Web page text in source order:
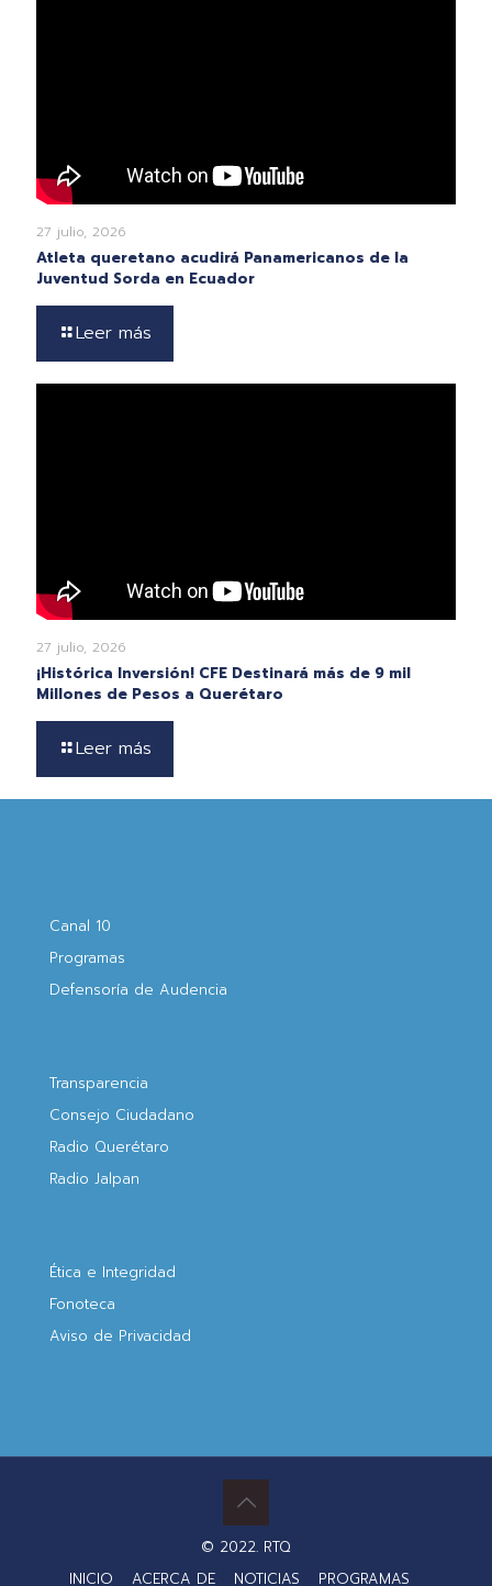
27 julio, 2026
Atleta queretano acudirá Panamericanos de la
Juventud Sorda en Ecuador
Leer más
27 julio, 2026
¡Histórica Inversión! CFE Destinará más de 9 mil
Millones de Pesos a Querétaro
Leer más
Canal 10
Programas
Defensoría de Audencia
Transparencia
Consejo Ciudadano
Radio Querétaro
Radio Jalpan
Ética e Integridad
Fonoteca
Aviso de Privacidad
© 2022. RTQ
INICIO
ACERCA DE NOTICIAS PROGRAMAS